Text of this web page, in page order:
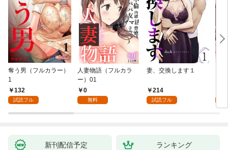
奪う男（フルカラー）
1
132
試読フル
人妻物語（フルカラ
ー）01
0
無料
妻、交換します１
214
試読フル
な
新刊配信予定 ランキング